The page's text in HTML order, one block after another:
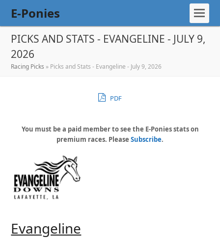
E-Ponies
PICKS AND STATS - EVANGELINE - JULY 9,
2026
Racing Picks » Picks and Stats - Evangeline - July 9, 2026
PDF
You must be a paid member to see the E-Ponies stats on
premium races. Please Subscribe.
Evangeline